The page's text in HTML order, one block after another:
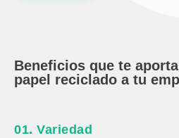
Beneficios que te
papel reciclado a tu
01. Variedad